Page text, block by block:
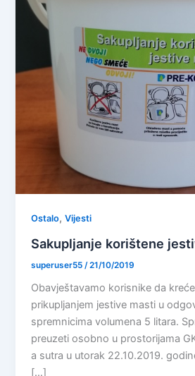
Ostalo,Vijesti
Sakupljanje korištene
superuser55 /21/10/2019
Obavještavamo korisnike da
prikupljanjem jestive masti u
spremnicima volumena 5 litara.
preuzeti osobno u prostorijama
a sutra u utorak 22.10.2019.
[…]